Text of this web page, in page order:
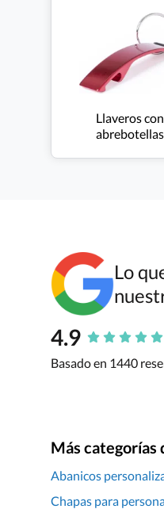
Llaveros con
abrebotellas
Lo
4.9
Basado en 1440
Más categorías
Abanicos
Chapas para